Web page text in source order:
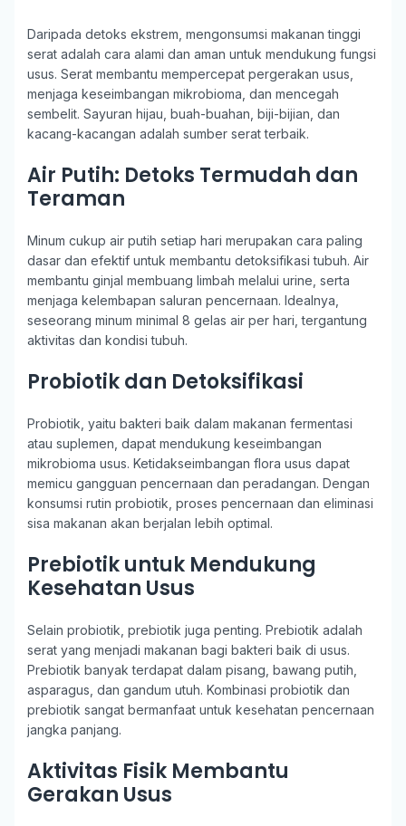
Daripada detoks ekstrem, mengonsumsi makanan tinggi
serat adalah cara alami dan aman untuk mendukung fungsi
usus. Serat membantu mempercepat pergerakan usus,
menjaga keseimbangan mikrobioma, dan mencegah
sembelit. Sayuran hijau, buah-buahan, biji-bijian, dan
kacang-kacangan adalah sumber serat terbaik.
Air Putih: Detoks Termudah dan
Teraman
Minum cukup air putih setiap hari merupakan cara paling
dasar dan efektif untuk membantu detoksifikasi tubuh. Air
membantu ginjal membuang limbah melalui urine, serta
menjaga kelembapan saluran pencernaan. Idealnya,
seseorang minum minimal 8 gelas air per hari, tergantung
aktivitas dan kondisi tubuh.
Probiotik dan Detoksifikasi
Probiotik, yaitu bakteri baik dalam makanan fermentasi
atau suplemen, dapat mendukung keseimbangan
mikrobioma usus. Ketidakseimbangan flora usus dapat
memicu gangguan pencernaan dan peradangan. Dengan
konsumsi rutin probiotik, proses pencernaan dan eliminasi
sisa makanan akan berjalan lebih optimal.
Prebiotik untuk Mendukung
Kesehatan Usus
Selain probiotik, prebiotik juga penting. Prebiotik adalah
serat yang menjadi makanan bagi bakteri baik di usus.
Prebiotik banyak terdapat dalam pisang, bawang putih,
asparagus, dan gandum utuh. Kombinasi probiotik dan
prebiotik sangat bermanfaat untuk kesehatan pencernaan
jangka panjang.
Aktivitas Fisik Membantu
Gerakan Usus